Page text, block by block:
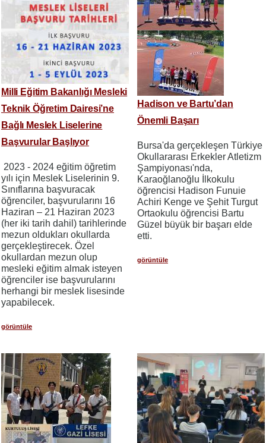
Milli Eğitim Bakanlığı Mesleki
Teknik Öğretim Dairesi’ne
Bağlı Meslek Liselerine
Başvurular Başlıyor
​​​​​​​ 2023 - 2024 eğitim öğretim
yılı için Meslek Liselerinin 9.
Sınıflarına başvuracak
öğrenciler, başvurularını 16
Haziran – 21 Haziran 2023
(her iki tarih dahil) tarihlerinde
mezun oldukları okullarda
gerçekleştirecek. Özel
okullardan mezun olup
mesleki eğitim almak isteyen
öğrenciler ise başvurularını
herhangi bir meslek lisesinde
yapabilecek.
görüntüle
Hadison ve Bartu’dan
Önemli Başarı
Bursa'da gerçekleşen Türkiye
Okullararası Erkekler Atletizm
Şampiyonası'nda,
Karaoğlanoğlu İlkokulu
öğrencisi Hadison Funuie
Achiri Kenge ve Şehit Turgut
Ortaokulu öğrencisi Bartu
Güzel büyük bir başarı elde
etti.
görüntüle